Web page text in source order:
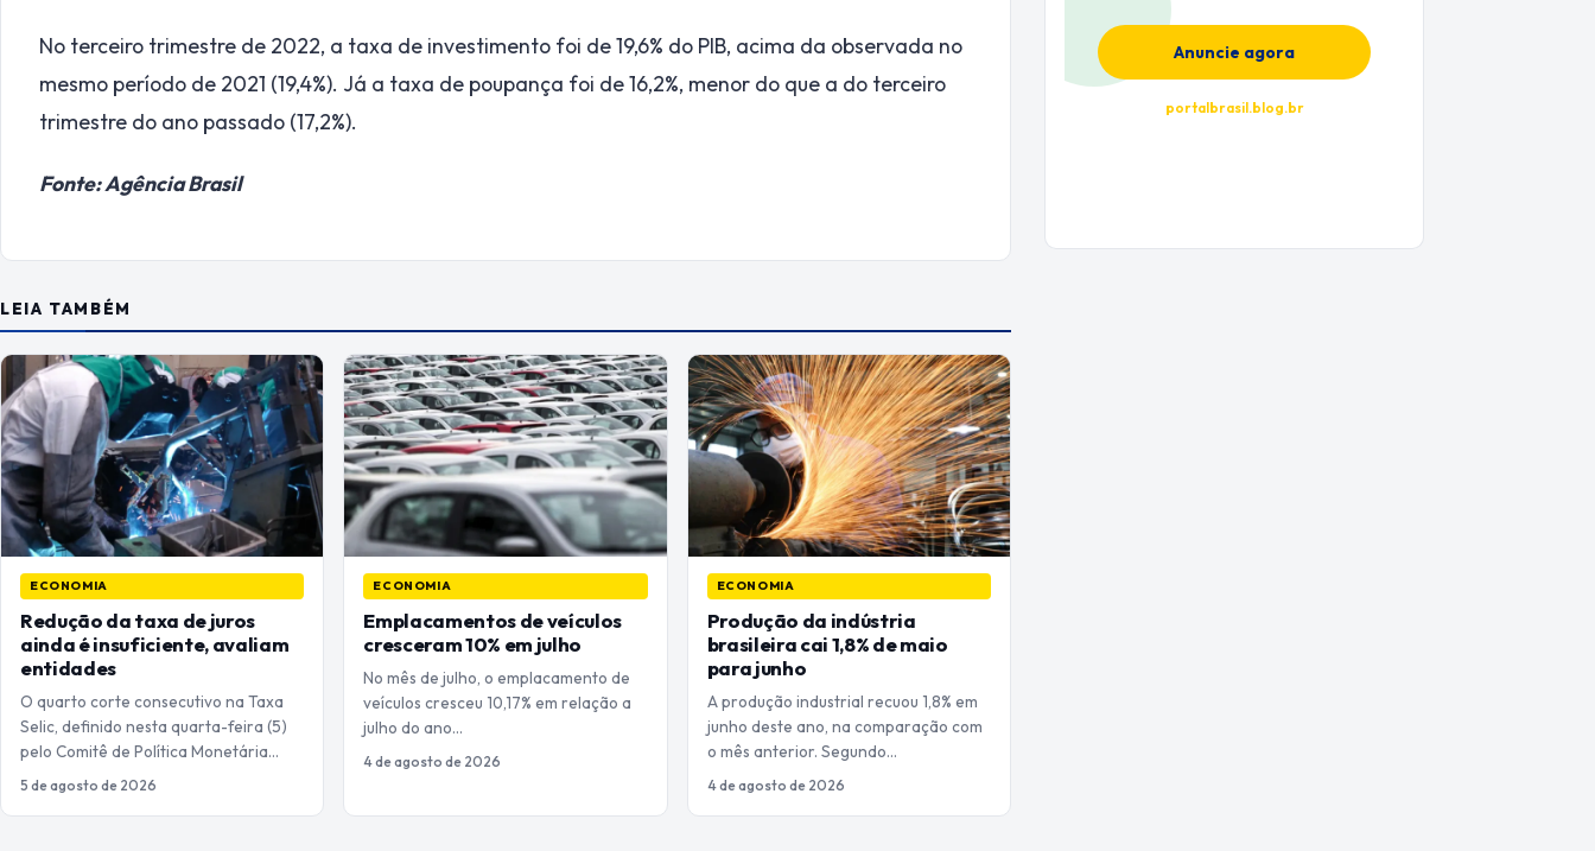
No terceiro trimestre de 2022, a taxa de investimento foi de 19,6% do PIB, acima da observada no
mesmo período de 2021 (19,4%). Já a taxa de poupança foi de 16,2%, menor do que a do terceiro
trimestre do ano passado (17,2%).
Fonte: Agência Brasil
LEIA TAMBÉM
ECONOMIA
Redução da taxa de juros
ainda é insuficiente, avaliam
entidades
O quarto corte consecutivo na Taxa
Selic, definido nesta quarta-feira (5)
pelo Comitê de Política Monetária…
5 de agosto de 2026
ECONOMIA
Emplacamentos de veículos
cresceram 10% em julho
No mês de julho, o emplacamento de
veículos cresceu 10,17% em relação a
julho do ano…
4 de agosto de 2026
ECONOMIA
Produção da indústria
brasileira cai 1,8% de maio
para junho
A produção industrial recuou 1,8% em
junho deste ano, na comparação com
o mês anterior. Segundo…
4 de agosto de 2026
Anuncie agora
portalbrasil.blog.br